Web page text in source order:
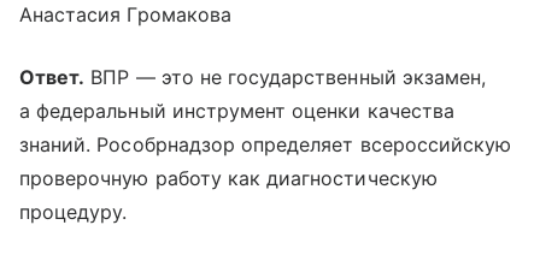
Анастасия Громакова
Ответ. ВПР — это не государственный экзамен,
а федеральный инструмент оценки качества
знаний. Рособрнадзор определяет всероссийскую
проверочную работу как диагностическую
процедуру.